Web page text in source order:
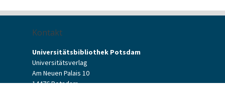
Kontakt
Universitätsbibliothek Potsdam
Universitätsverlag
Am Neuen Palais 10
14476 Potsdam